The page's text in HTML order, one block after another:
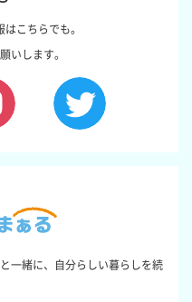
こちらでも。
いします。
一緒に、自分らしい暮らしを続